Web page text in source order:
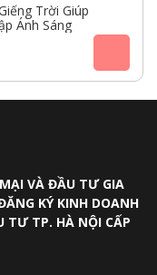
Trời Giúp
Ánh Sáng
VÀ ĐẦU TƯ GIA
KÝ KINH DOANH
TƯ TP. HÀ NỘI CẤP